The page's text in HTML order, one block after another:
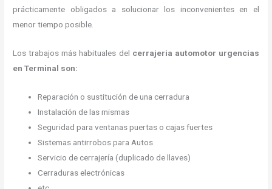
prácticamente obligados a solucionar los inconvenientes en el
menor tiempo posible.
Los trabajos más habituales del cerrajeria automotor urgencias
en Terminal son:
Reparación o sustitución de una cerradura
Instalación de las mismas
Seguridad para ventanas puertas o cajas fuertes
Sistemas antirrobos para Autos
Servicio de cerrajería (duplicado de llaves)
Cerraduras electrónicas